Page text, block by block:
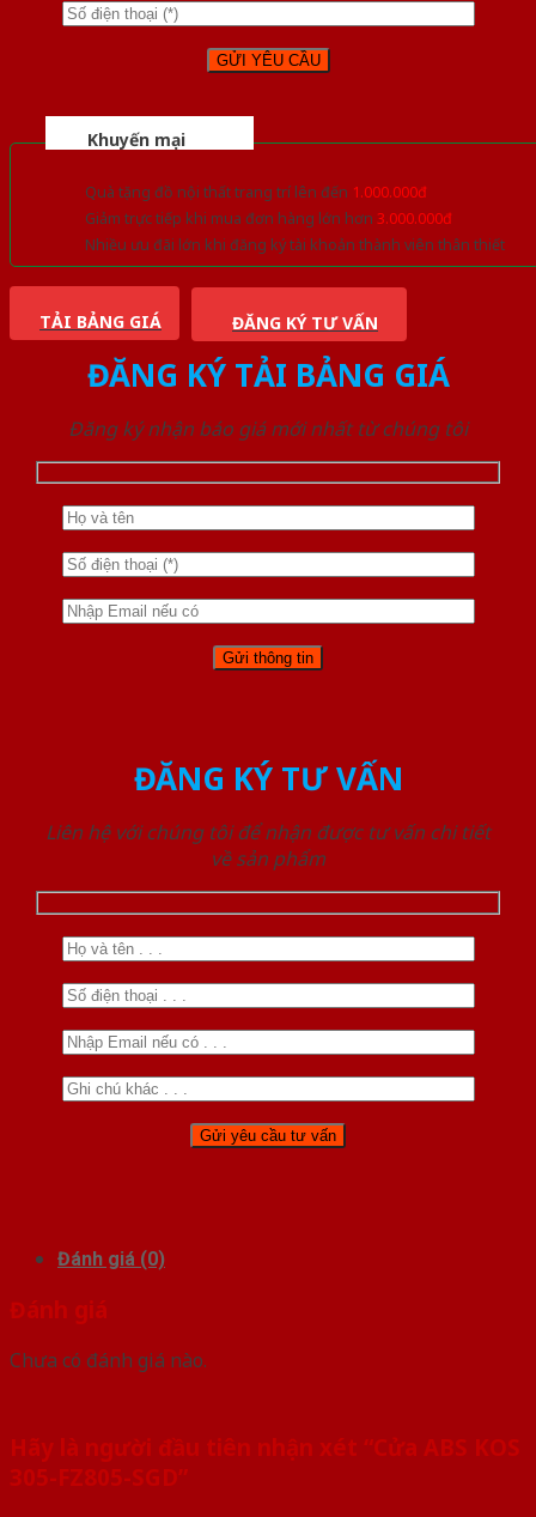
Khuyến mại
Quà tặng đồ nội thất trang trí lên đến 1.000.000đ
Giảm trực tiếp khi mua đơn hàng lớn hơn 3.000.000đ
Nhiều ưu đãi lớn khi đăng ký tài khoản thành viên thân thiết
TẢI BẢNG GIÁ ĐĂNG KÝ TƯ VẤN
ĐĂNG KÝ TẢI BẢNG GIÁ
Đăng ký nhận báo giá mới nhất từ chúng tôi
ĐĂNG KÝ TƯ VẤN
Liên hệ với chúng tôi để nhận được tư vấn chi tiết
về sản phẩm
Đánh giá (0)
Đánh giá
Chưa có đánh giá nào.
Hãy là người đầu tiên nhận xét “Cửa ABS KOS
305-FZ805-SGD”